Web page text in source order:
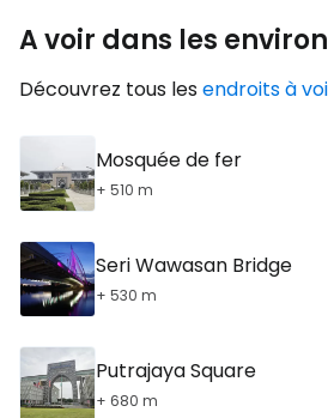
A voir dans les
Découvrez tous lesendroits à
Mosquée de fer
+ 510 m
Seri Wawasan Bridge
+ 530 m
Putrajaya Square
+ 680 m